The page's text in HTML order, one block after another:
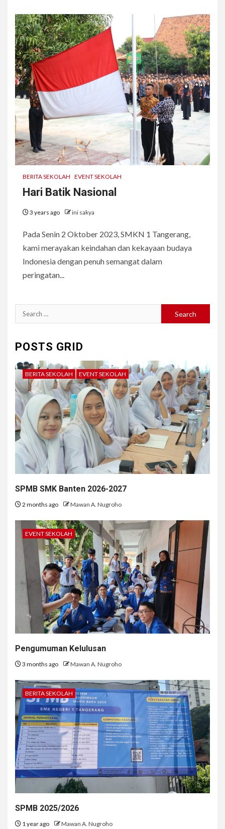
BERITA SEKOLAH EVENT SEKOLAH
Hari Batik Nasional
3 years ago ini sakya
Pada Senin 2 Oktober 2023, SMKN 1 Tangerang,
kami merayakan keindahan dan kekayaan budaya
Indonesia dengan penuh semangat dalam
peringatan...
Search
for:
POSTS GRID
BERITA SEKOLAH EVENT SEKOLAH
SPMB SMK Banten 2026-2027
2 months ago Mawan A. Nugroho
EVENT SEKOLAH
Pengumuman Kelulusan
3 months ago Mawan A. Nugroho
BERITA SEKOLAH
SPMB 2025/2026
1 year ago Mawan A. Nugroho